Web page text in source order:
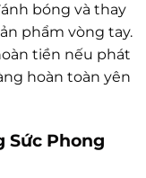
bóng và thay
phẩm vòng tay.
tiền nếu phát
hoàn toàn yên
Sức Phong